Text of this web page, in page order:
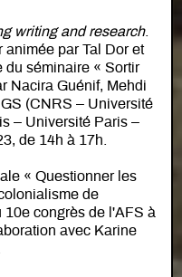
writing and research.
animée par Tal Dor et
du séminaire « Sortir
Nacira Guénif, Mehdi
(CNRS – Université
– Université Paris –
de 14h à 17h.
« Questionner les
de
congrès de l'AFS à
avec Karine